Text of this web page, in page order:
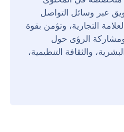
عبر وسائل التواصل
التجارية، وتؤمن بقوة
ومشاركة الرؤى حول
والثقافة التنظيمية،